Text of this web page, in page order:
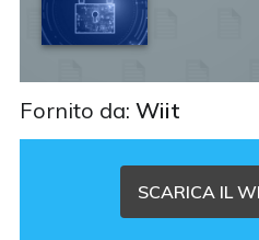
Fornito da:Wiit
SCARICA IL